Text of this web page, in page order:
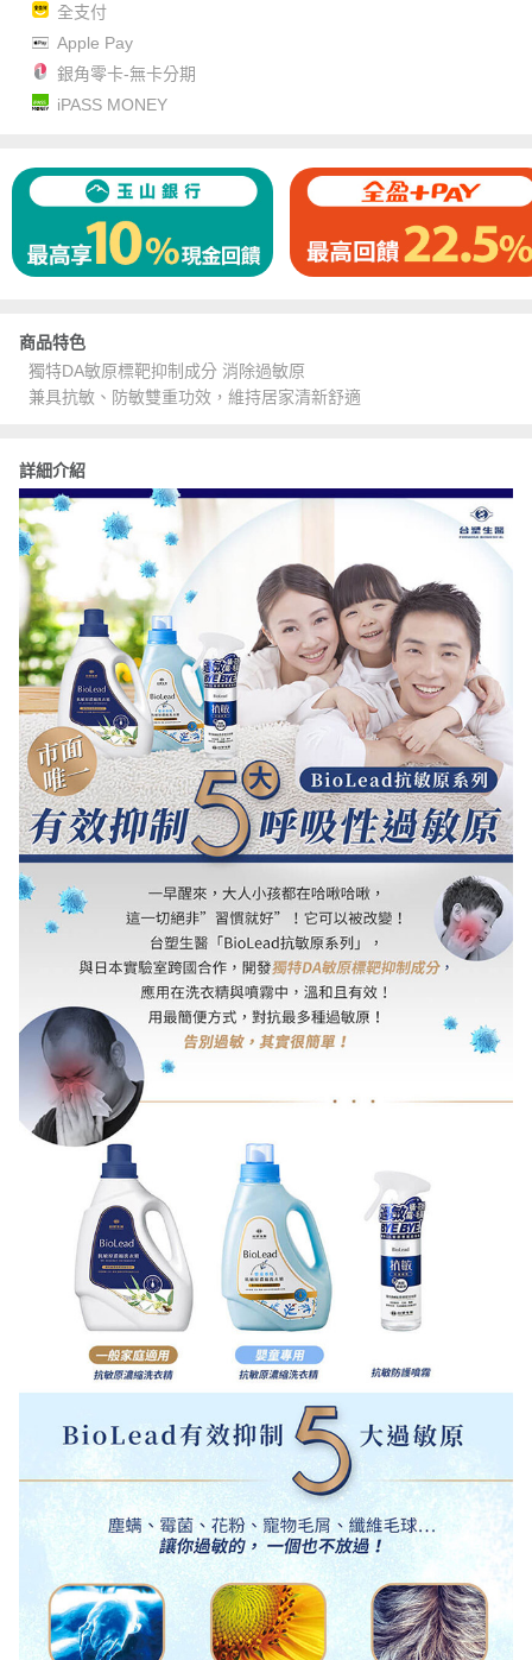
全支付
Apple Pay
銀角零卡-無卡分期
iPASS MONEY
商品特色
獨特DA敏原標靶抑制成分 消除過敏原
兼具抗敏、防敏雙重功效，維持居家清新舒適
詳細介紹